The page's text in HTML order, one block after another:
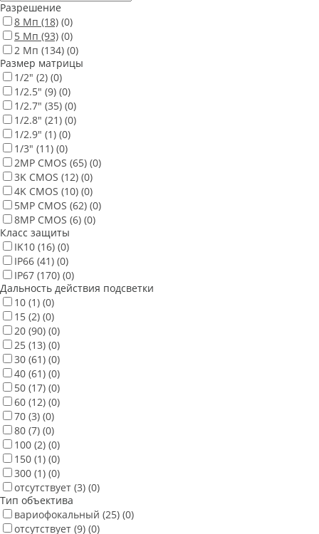
Разрешение
8 Мп (18) (0)
5 Мп (93) (0)
2 Мп (134) (0)
Размер матрицы
1/2" (2) (0)
1/2.5" (9) (0)
1/2.7" (35) (0)
1/2.8" (21) (0)
1/2.9" (1) (0)
1/3" (11) (0)
2MP CMOS (65) (0)
3K CMOS (12) (0)
4K CMOS (10) (0)
5MP CMOS (62) (0)
8MP CMOS (6) (0)
Класс защиты
IK10 (16) (0)
IP66 (41) (0)
IP67 (170) (0)
Дальность действия подсветки
10 (1) (0)
15 (2) (0)
20 (90) (0)
25 (13) (0)
30 (61) (0)
40 (61) (0)
50 (17) (0)
60 (12) (0)
70 (3) (0)
80 (7) (0)
100 (2) (0)
150 (1) (0)
300 (1) (0)
отсутствует (3) (0)
Тип объектива
вариофокальный (25) (0)
отсутствует (9) (0)